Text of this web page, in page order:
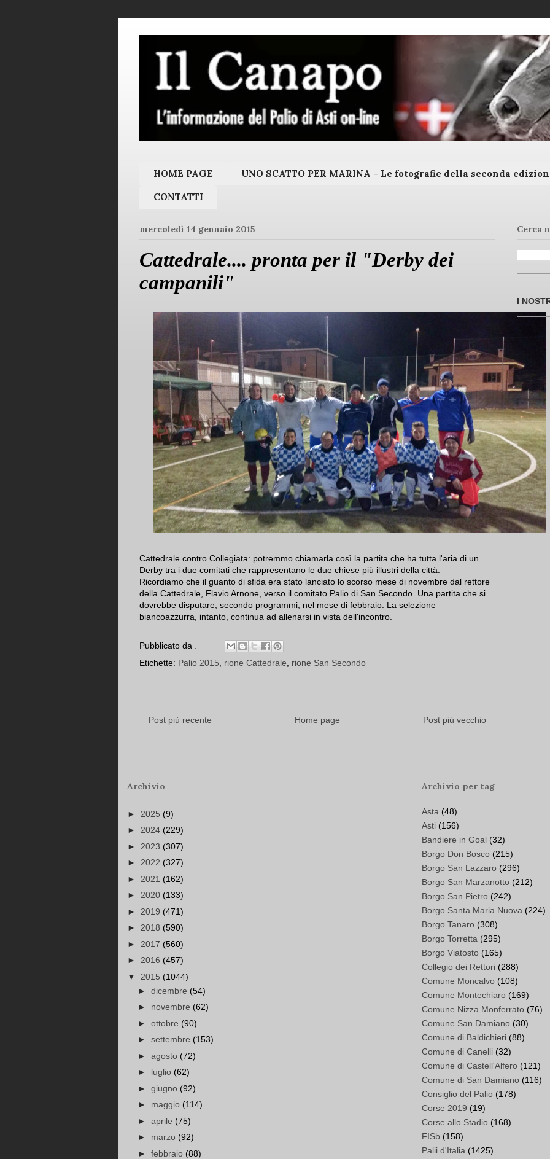
HOME PAGE UNO SCATTO PER MARINA - Le fotografie della seconda
CONTATTI
mercoledì 14 gennaio 2015
Cattedrale.... pronta per il "Derby dei
campanili"
Cattedrale contro Collegiata: potremmo chiamarla così la partita che ha tutta l'aria di un
Derby tra i due comitati che rappresentano le due chiese più illustri della città.
Ricordiamo che il guanto di sfida era stato lanciato lo scorso mese di novembre dal rettore
della Cattedrale, Flavio Arnone, verso il comitato Palio di San Secondo. Una partita che si
dovrebbe disputare, secondo programmi, nel mese di febbraio. La selezione
biancoazzurra, intanto, continua ad allenarsi in vista dell'incontro.
Pubblicato da
Etichette: Palio 2015, rione Cattedrale, rione San Secondo
Post più recente Post più vecchio
Home page
Cerca
I
Archivio
► 2025 (9)
► 2024 (229)
► 2023 (307)
► 2022 (327)
► 2021 (162)
► 2020 (133)
► 2019 (471)
► 2018 (590)
► 2017 (560)
► 2016 (457)
▼ 2015 (1044)
► dicembre (54)
► novembre (62)
► ottobre (90)
► settembre (153)
► agosto (72)
► luglio (62)
► giugno (92)
► maggio (114)
► aprile (75)
► marzo (92)
► febbraio (88)
Archivio per tag
Asta (48)
Asti (156)
Bandiere in Goal (32)
Borgo Don Bosco (215)
Borgo San Lazzaro (296)
Borgo San Marzanotto (212)
Borgo San Pietro (242)
Borgo Santa Maria Nuova (224)
Borgo Tanaro (308)
Borgo Torretta (295)
Borgo Viatosto (165)
Collegio dei Rettori (288)
Comune Moncalvo (108)
Comune Montechiaro (169)
Comune Nizza Monferrato (76)
Comune San Damiano (30)
Comune di Baldichieri (88)
Comune di Canelli (32)
Comune di Castell'Alfero (121)
Comune di San Damiano (116)
Consiglio del Palio (178)
Corse 2019 (19)
Corse allo Stadio (168)
FISb (158)
Palii d'Italia (1425)